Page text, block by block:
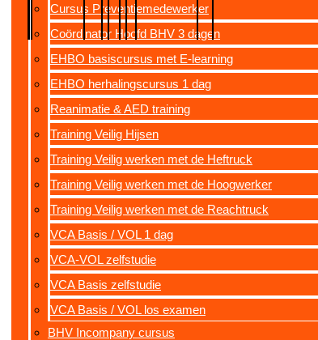
Cursus Preventiemedewerker
Coördinator Hoofd BHV 3 dagen
EHBO basiscursus met E-learning
EHBO herhalingscursus 1 dag
Reanimatie & AED training
Training Veilig Hijsen
Training Veilig werken met de Heftruck
Training Veilig werken met de Hoogwerker
Training Veilig werken met de Reachtruck
VCA Basis / VOL 1 dag
VCA-VOL zelfstudie
VCA Basis zelfstudie
VCA Basis / VOL los examen
BHV Incompany cursus